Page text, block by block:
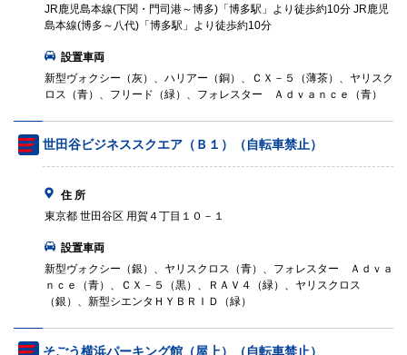
JR鹿児島本線(下関・門司港～博多)「博多駅」より徒歩約10分 JR鹿児
島本線(博多～八代)「博多駅」より徒歩約10分
設置車両
新型ヴォクシー（灰）、ハリアー（銅）、ＣＸ－５（薄茶）、ヤリスク
ロス（青）、フリード（緑）、フォレスター Ａｄｖａｎｃｅ（青）
世田谷ビジネススクエア（Ｂ１）（自転車禁止）
住 所
東京都 世田谷区 用賀４丁目１０－１
設置車両
新型ヴォクシー（銀）、ヤリスクロス（青）、フォレスター Ａｄｖａ
ｎｃｅ（青）、ＣＸ－５（黒）、ＲＡＶ４（緑）、ヤリスクロス
（銀）、新型シエンタＨＹＢＲＩＤ（緑）
そごう横浜パーキング館（屋上）（自転車禁止）